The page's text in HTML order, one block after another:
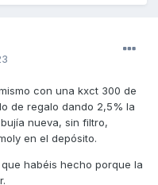
con una kxct 300 de
de regalo dando 2,5% la
nueva, sin filtro,
en el depósito.
habéis hecho porque la